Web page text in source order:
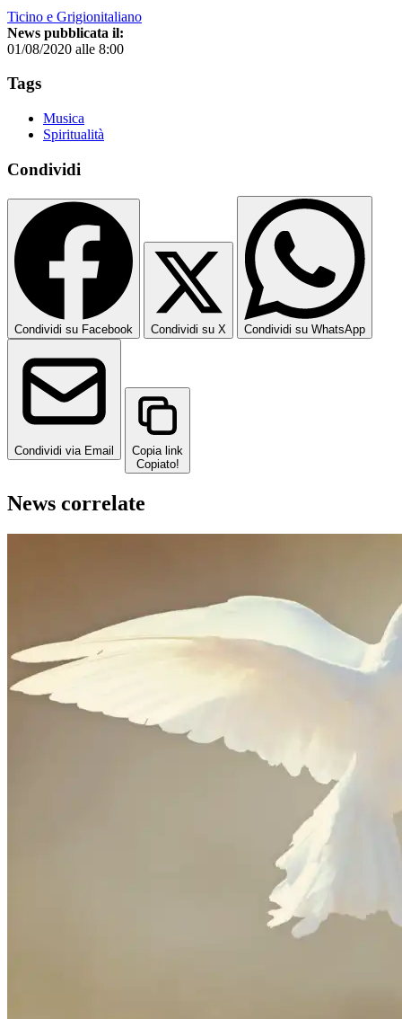
Ticino e Grigionitaliano
News pubblicata il:
01/08/2020 alle 8:00
Tags
Musica
Spiritualità
Condividi
Condividi su Facebook Condividi su X Condividi su WhatsApp
Condividi via Email
Copia link
Copiato!
News correlate